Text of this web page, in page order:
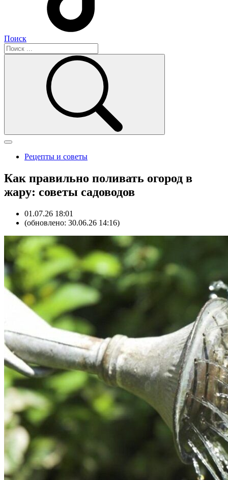
Поиск
Рецепты и советы
Как правильно поливать огород в
жару: советы садоводов
01.07.26 18:01
(обновлено: 30.06.26 14:16)